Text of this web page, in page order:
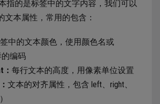
指的是标签中的文字内容，我们可以
文本属性，常用的包含：
中的文本颜色，使用颜色名或
的编码
每行文本的高度，用像素单位设置
文本的对齐属性，包含 left、right、